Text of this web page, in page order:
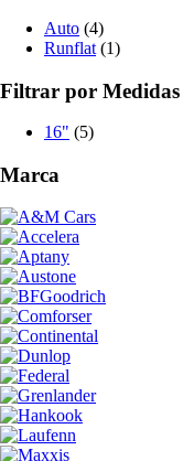
Auto (4)
Runflat (1)
Filtrar por Medidas
16" (5)
Marca